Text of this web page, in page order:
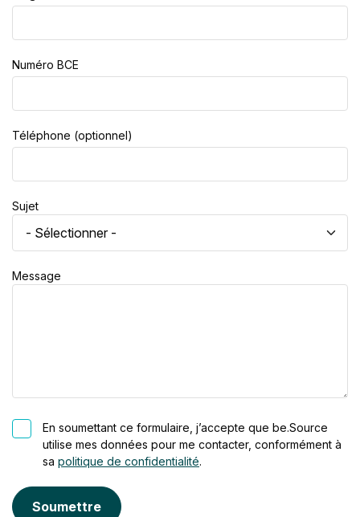
Numéro BCE
Téléphone (optionnel)
Sujet
Message
En soumettant ce formulaire, j’accepte que be.Source
utilise mes données pour me contacter, conformément à
sa politique de confidentialité.
Soumettre